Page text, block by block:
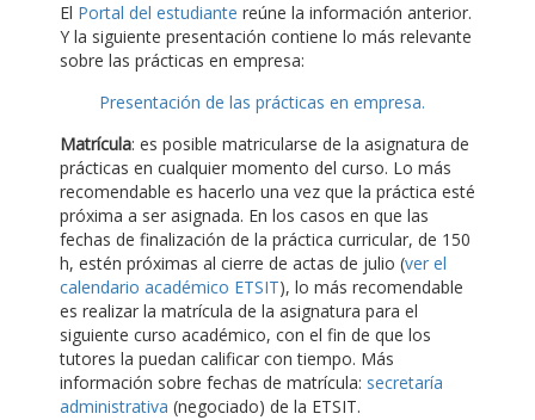
El Portal del estudiante reúne la información anterior.
Y la siguiente presentación contiene lo más relevante
sobre las prácticas en empresa:
Presentación de las prácticas en empresa.
Matrícula: es posible matricularse de la asignatura de
prácticas en cualquier momento del curso. Lo más
recomendable es hacerlo una vez que la práctica esté
próxima a ser asignada. En los casos en que las
fechas de finalización de la práctica curricular, de 150
h, estén próximas al cierre de actas de julio (ver el
calendario académico ETSIT), lo más recomendable
es realizar la matrícula de la asignatura para el
siguiente curso académico, con el fin de que los
tutores la puedan calificar con tiempo. Más
información sobre fechas de matrícula: secretaría
administrativa (negociado) de la ETSIT.